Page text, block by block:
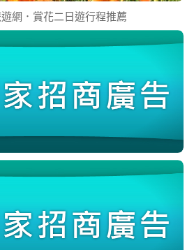
網．賞花二日遊行程推薦